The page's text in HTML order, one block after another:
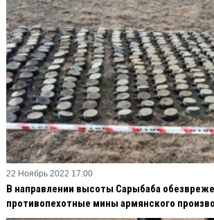
22 Ноябрь 2022 17:00
В направлении высоты Сарыбаба
противопехотные мины армянского